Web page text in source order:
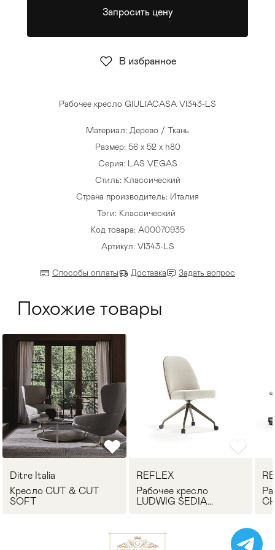
Рабочее кресло GIULIACASA VI343-LS
Материал: Дерево / Ткань
Размер: 56 x 52 x h80
Серия: LAS VEGAS
Стиль: Классический
Страна производитель: Италия
Тэги: Классический
Код товара: A00070935
Артикул: VI343-LS
Способы оплаты Доставка Задать вопрос
Запросить цену
В избранное
Похожие товары
Ditre Italia
Кресло CUT & CUT
SOFT
REFLEX
Рабочее кресло
LUDWIG SEDIA